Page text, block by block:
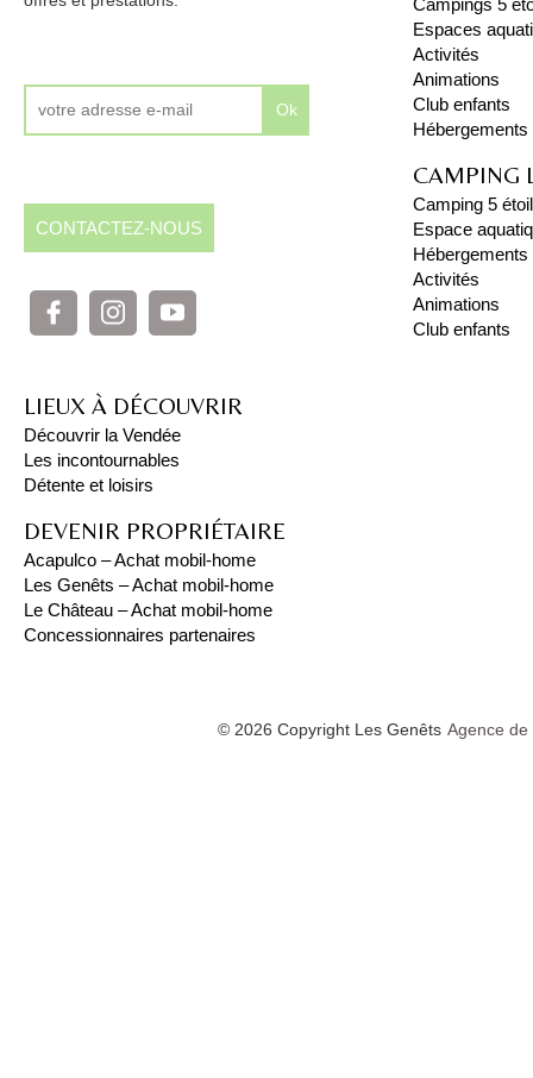
Ok
CONTACTEZ-NOUS
Espaces
Activités
Animations
Club enfants
Hébergements
CAMPING
Camping 5
Espace
Hébergements
Activités
Animations
Club enfants
LIEUX À DÉCOUVRIR
Découvrir la Vendée
Les incontournables
Détente et loisirs
DEVENIR PROPRIÉTAIRE
Acapulco – Achat mobil-home
Les Genêts – Achat mobil-home
Le Château – Achat mobil-home
Concessionnaires partenaires
© 2026 Copyright Les Genêts Agence de